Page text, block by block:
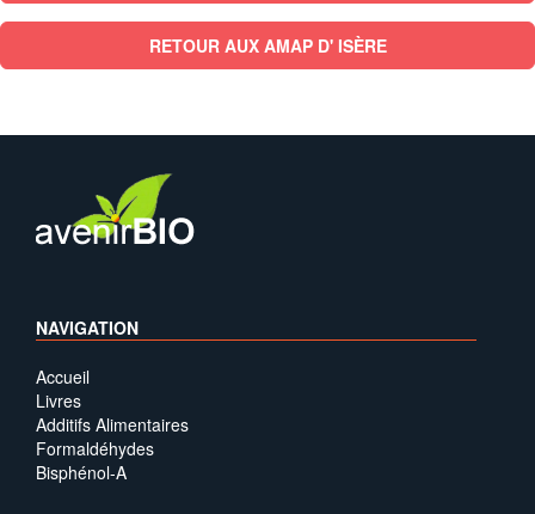
RETOUR AUX AMAP D' ISÈRE
NAVIGATION
Accueil
Livres
Additifs Alimentaires
Formaldéhydes
Bisphénol-A